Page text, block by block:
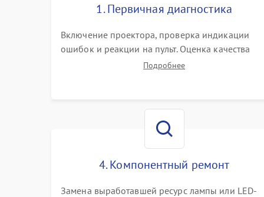
1. Первичная диагностика
Включение проектора, проверка индикации
ошибок и реакции на пульт. Оценка качества
проекции, яркости лампы, наличия артефактов
Подробнее
4. Компонентный ремонт
Замена выработавшей ресурс лампы или LED-